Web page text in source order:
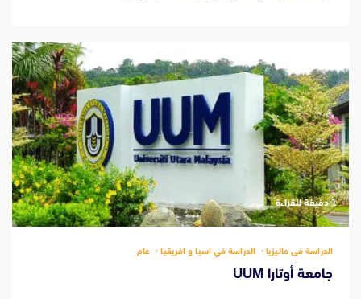
‫1 دقيقة للقراءة
الدراسة فى ماليزيا الدراسة في اسيا و افريقيا عام
جامعة أوتارا UUM